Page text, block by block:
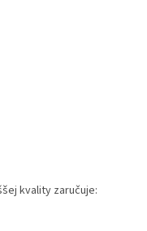
kvality zaručuje: